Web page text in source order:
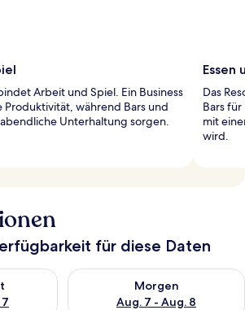
Arbeit und Spiel. Ein Business
während Bars und
Unterhaltung sorgen.
Essen
Das
Bars
mit
wird.
für diese Daten
für heute Nacht, Aug. 6 - Aug. 7.
Morgen
Aug. 7 - Aug. 8
Überprüfe die Verfügbarkeit